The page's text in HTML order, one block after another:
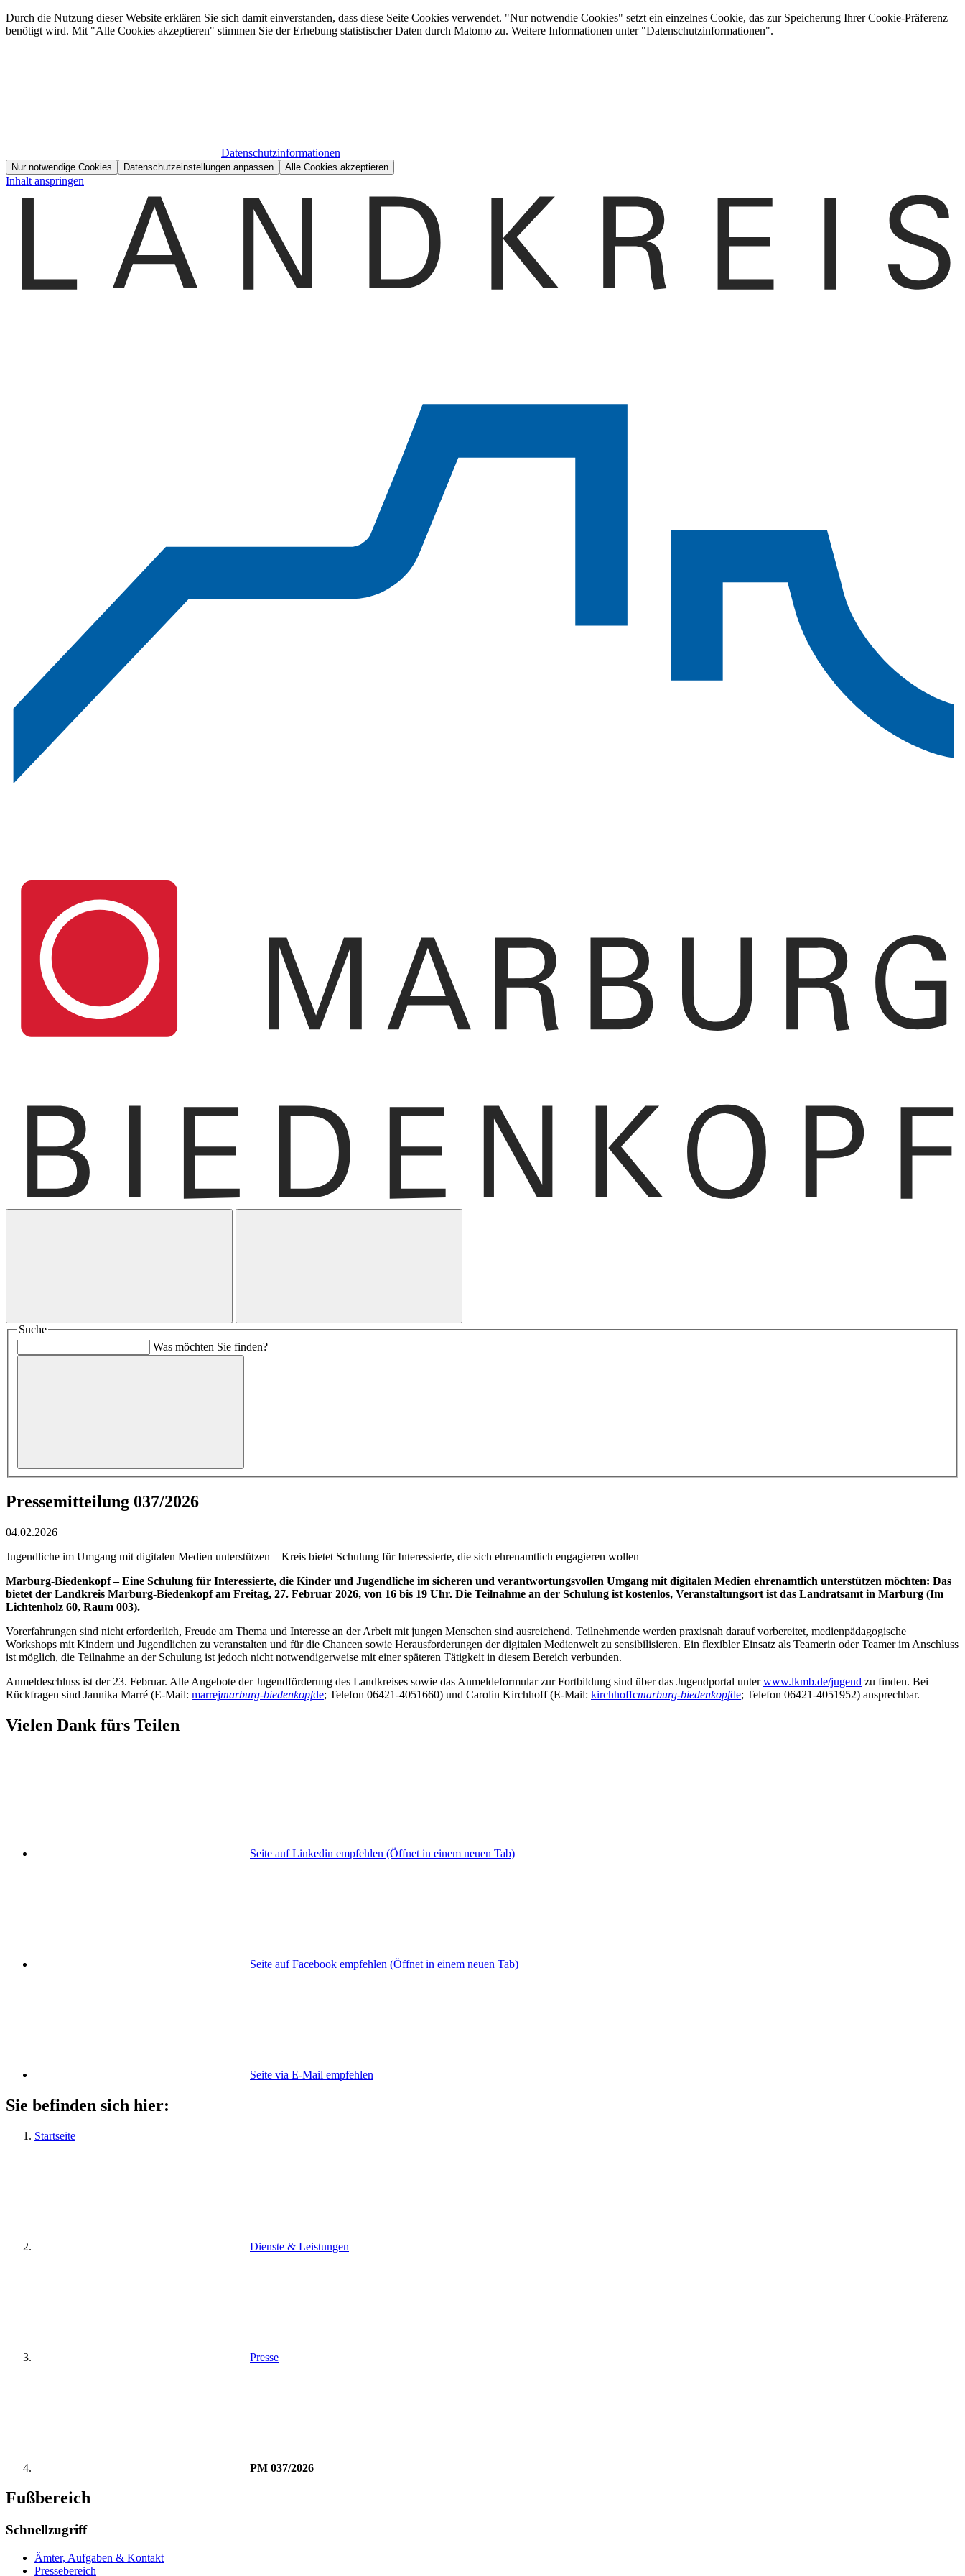
Durch die Nutzung dieser Website erklären Sie sich damit einverstanden, dass diese Seite Cookies verwendet. "Nur notwendie Cookies" setzt ein einzelnes Cookie, das zur Speicherung Ihrer Cookie-Präferenz
benötigt wird. Mit "Alle Cookies akzeptieren" stimmen Sie der Erhebung statistischer Daten durch Matomo zu. Weitere Informationen unter "Datenschutzinformationen".
Datenschutzinformationen
Nur notwendige Cookies Datenschutzeinstellungen anpassen Alle Cookies akzeptieren
Inhalt anspringen
Suche
Was möchten Sie finden?
Pressemitteilung 037/2026
04.02.2026
Jugendliche im Umgang mit digitalen Medien unterstützen – Kreis bietet Schulung für Interessierte, die sich ehrenamtlich engagieren wollen
Marburg-Biedenkopf – Eine Schulung für Interessierte, die Kinder und Jugendliche im sicheren und verantwortungsvollen Umgang mit digitalen Medien ehrenamtlich unterstützen möchten: Das
bietet der Landkreis Marburg-Biedenkopf am Freitag, 27. Februar 2026, von 16 bis 19 Uhr. Die Teilnahme an der Schulung ist kostenlos, Veranstaltungsort ist das Landratsamt in Marburg (Im
Lichtenholz 60, Raum 003).
Vorerfahrungen sind nicht erforderlich, Freude am Thema und Interesse an der Arbeit mit jungen Menschen sind ausreichend. Teilnehmende werden praxisnah darauf vorbereitet, medienpädagogische
Workshops mit Kindern und Jugendlichen zu veranstalten und für die Chancen sowie Herausforderungen der digitalen Medienwelt zu sensibilisieren. Ein flexibler Einsatz als Teamerin oder Teamer im Anschluss
ist möglich, die Teilnahme an der Schulung ist jedoch nicht notwendigerweise mit einer späteren Tätigkeit in diesem Bereich verbunden.
Anmeldeschluss ist der 23. Februar. Alle Angebote der Jugendförderung des Landkreises sowie das Anmeldeformular zur Fortbildung sind über das Jugendportal unterwww.lkmb.de/jugend zu finden. Bei
Rückfragen sind Jannika Marré (E-Mail: marrejmarburg-biedenkopfde; Telefon 06421-4051660) und Carolin Kirchhoff (E-Mail: kirchhoffcmarburg-biedenkopfde; Telefon 06421-4051952) ansprechbar.
Vielen Dank fürs Teilen
Seite auf Linkedin empfehlen (Öffnet in einem neuen Tab)
Seite auf Facebook empfehlen (Öffnet in einem neuen Tab)
Seite via E-Mail empfehlen
Sie befinden sich hier:
Startseite
Dienste & Leistungen
Presse
PM 037/2026
Fußbereich
Schnellzugriff
Ämter, Aufgaben & Kontakt
Pressebereich